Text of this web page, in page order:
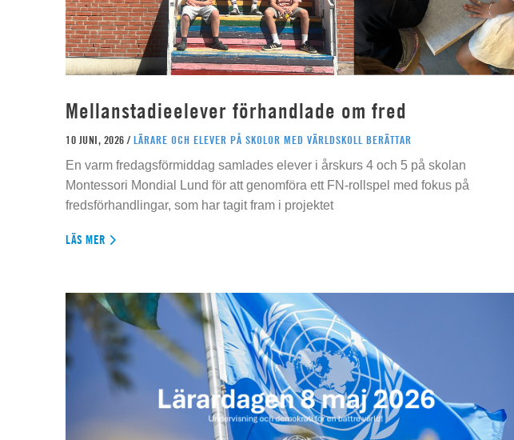
Mellanstadieelever förhandlade om fred
10 JUNI, 2026 / LÄRARE OCH ELEVER PÅ SKOLOR MED VÄRLDSKOLL BERÄTTAR
En varm fredagsförmiddag samlades elever i årskurs 4 och 5 på skolan
Montessori Mondial Lund för att genomföra ett FN-rollspel med fokus på
fredsförhandlingar, som har tagit fram i projektet
LÄS MER